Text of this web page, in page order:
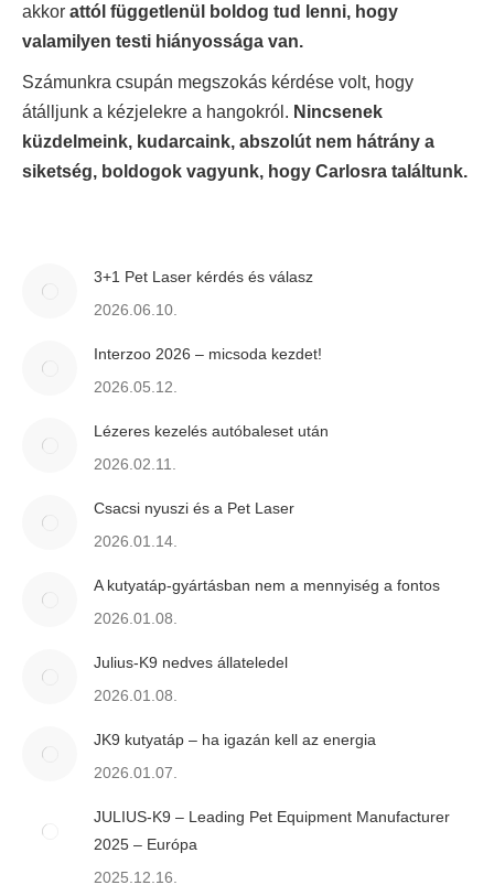
akkor attól függetlenül boldog tud lenni, hogy
valamilyen testi hiányossága van.
Számunkra csupán megszokás kérdése volt, hogy
átálljunk a kézjelekre a hangokról. Nincsenek
küzdelmeink, kudarcaink, abszolút nem hátrány a
siketség, boldogok vagyunk, hogy Carlosra találtunk.
3+1 Pet Laser kérdés és válasz
2026.06.10.
Interzoo 2026 – micsoda kezdet!
2026.05.12.
Lézeres kezelés autóbaleset után
2026.02.11.
Csacsi nyuszi és a Pet Laser
2026.01.14.
A kutyatáp-gyártásban nem a mennyiség a fontos
2026.01.08.
Julius-K9 nedves állateledel
2026.01.08.
JK9 kutyatáp – ha igazán kell az energia
2026.01.07.
JULIUS-K9 – Leading Pet Equipment Manufacturer
2025 – Európa
2025.12.16.